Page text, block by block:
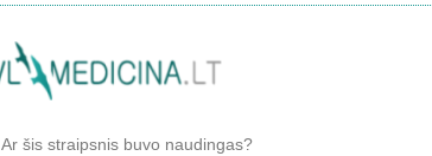
Ar šis straipsnis buvo naudingas?